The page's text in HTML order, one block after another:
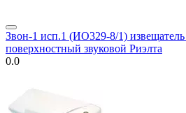
Звон-1 исп.1 (ИО329-8/1)
поверхностный звуковой Риэлта
0.0